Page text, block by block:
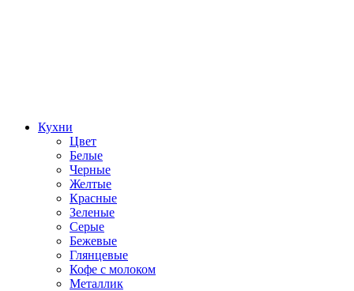
Кухни
Цвет
Белые
Черные
Желтые
Красные
Зеленые
Серые
Бежевые
Глянцевые
Кофе с молоком
Металлик